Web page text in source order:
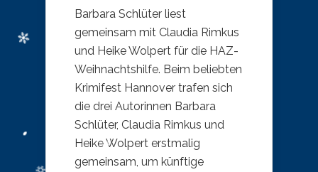
Barbara Schlüter liest
gemeinsam mit Claudia Rimkus
und Heike Wolpert für die HAZ-
Weihnachtshilfe. Beim beliebten
Krimifest Hannover trafen sich
die drei Autorinnen Barbara
Schlüter, Claudia Rimkus und
Heike Wolpert erstmalig
gemeinsam, um künftige